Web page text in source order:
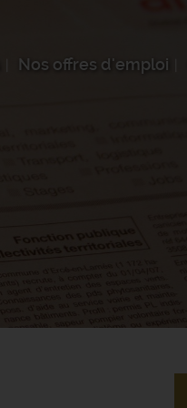
Nos offres d'emploi